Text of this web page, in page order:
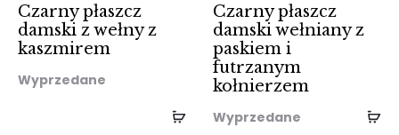
Czarny płaszcz
damski z wełny z
kaszmirem
Wyprzedane
Czarny płaszcz
damski wełniany z
paskiem i
futrzanym
kołnierzem
Wyprzedane